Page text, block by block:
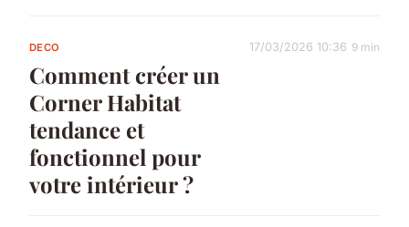
DECO
Comment créer un
Corner Habitat
tendance et
fonctionnel pour
votre intérieur ?
17/03/2026 10:36 9 min